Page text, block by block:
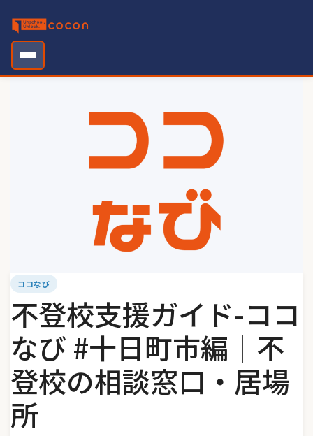
content
ココなび
不登校支援ガイド-ココ
なび #十日町市編｜不
登校の相談窓口・居場
所